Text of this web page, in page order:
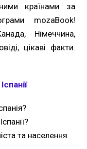
країнами за
mozaBook!
Німеччина,
цікаві факти.
та населення